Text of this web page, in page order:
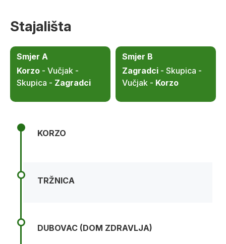
Stajališta
Smjer A
Korzo- Vučjak -
Skupica - Zagradci
Smjer B
Zagradci- Skupica -
Vučjak - Korzo
KORZO
TRŽNICA
DUBOVAC (DOM ZDRAVLJA)